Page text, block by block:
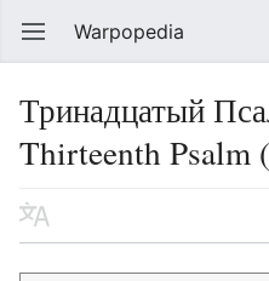
Warpopedia
Тринадцатый
Thirteenth Psalm